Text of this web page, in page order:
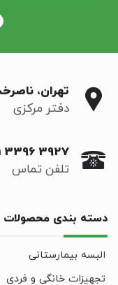
تهران،
دفتر مرکزی
3396 3927
تلفن تماس
دسته بندی محصولات
البسه بیمارستانی
تجهیزات خانگی و فردی